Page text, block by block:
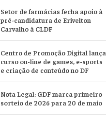
Setor de farmácias fecha apoio à
pré-candidatura de Erivelton
Carvalho à CLDF
Centro de Promoção Digital lança
curso on-line de games, e-sports
e criação de conteúdo no DF
Nota Legal: GDF marca primeiro
sorteio de 2026 para 20 de maio